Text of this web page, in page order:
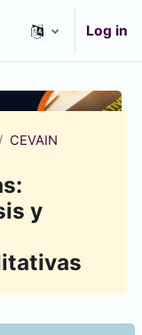
Log in
CEVAIN
y